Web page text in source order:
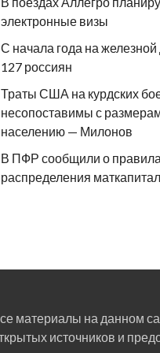
электронные визы
С начала года на железной
127 россиян
Траты США на курдских
несопоставимы с
населению — Милонов
В ПФР сообщили о
распределения
материалы на данном
источников и